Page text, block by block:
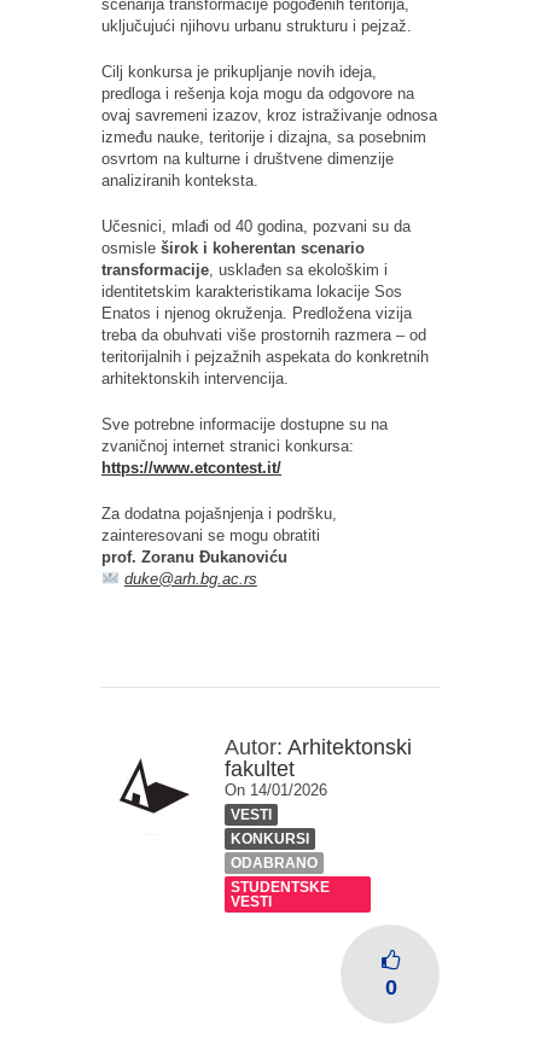
scenarija transformacije pogođenih teritorija,
uključujući njihovu urbanu strukturu i pejzaž.
Cilj konkursa je prikupljanje novih ideja,
predloga i rešenja koja mogu da odgovore na
ovaj savremeni izazov, kroz istraživanje odnosa
između nauke, teritorije i dizajna, sa posebnim
osvrtom na kulturne i društvene dimenzije
analiziranih konteksta.
Učesnici, mlađi od 40 godina, pozvani su da
osmisle širok i koherentan scenario
transformacije , usklađen sa ekološkim i
identitetskim karakteristikama lokacije Sos
Enatos i njenog okruženja. Predložena vizija
treba da obuhvati više prostornih razmera – od
teritorijalnih i pejzažnih aspekata do konkretnih
arhitektonskih intervencija.
Sve potrebne informacije dostupne su na
zvaničnoj internet stranici konkursa:
https://www.etcontest.it/
Za dodatna pojašnjenja i podršku,
zainteresovani se mogu obratiti
prof. Zoranu Đukanoviću
duke@arh.bg.ac.rs
Autor: Arhitektonski
fakultet
On 14/01/2026
VESTI
KONKURSI
ODABRANO
STUDENTSKE
VESTI
0